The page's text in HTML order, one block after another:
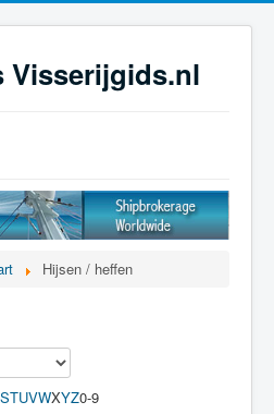
Visserijgids.nl
≡
Hijsen / heffen
STUVWXYZ0-9